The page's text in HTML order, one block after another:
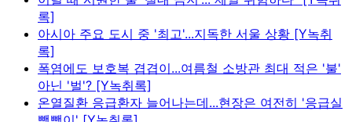
록]
아시아 주요 도시 중 '최고'...지독한 서울 상황 [Y녹취
록]
폭염에도 보호복 겹겹이...여름철 소방관 최대 적은 '불'
아닌 '벌'? [Y녹취록]
온열질환 응급환자 늘어나는데...현장은 여전히 '응급실